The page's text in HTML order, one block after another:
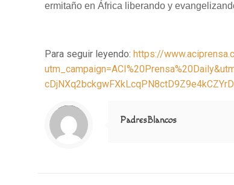
ermitaño en África liberando y
Para seguir leyendo:https://
Notice
: Trying to access array offset on value of type null in
/home/misioner/public_html/padresblancos/themes/betheme/includes/content-single.php
on line
286
PadresBlancos